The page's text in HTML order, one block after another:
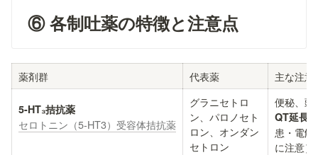
⑥ 各制吐薬の特徴と注意点
薬剤群 代表薬 主な注意
セロトニン（5-HT3）受容体拮抗薬
グラニセトロ
ン、パロノセト
ロン、オンダン
セトロン
便秘、頭
QT延長
患・電解
に注意）